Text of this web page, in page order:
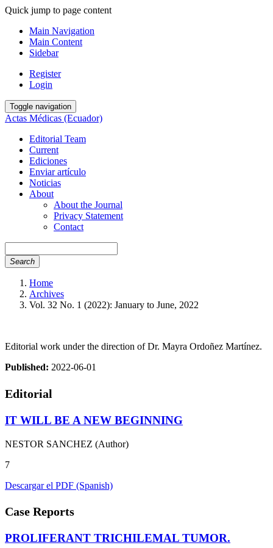
Quick jump to page content
Main Navigation
Main Content
Sidebar
Register
Login
Toggle navigation
Actas Médicas (Ecuador)
Editorial Team
Current
Ediciones
Enviar artículo
Noticias
About
About the Journal
Privacy Statement
Contact
Search
Home
Archives
Vol. 32 No. 1 (2022): January to June, 2022
Editorial work under the direction of Dr. Mayra Ordoñez Martínez.
Published: 2022-06-01
Editorial
IT WILL BE A NEW BEGINNING
NESTOR SANCHEZ (Author)
7
Descargar el PDF (Spanish)
Case Reports
PROLIFERANT TRICHILEMAL TUMOR.